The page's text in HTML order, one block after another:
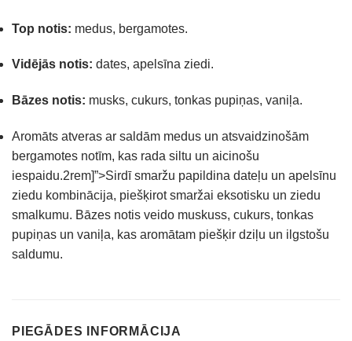
Top notis: medus, bergamotes.
Vidējās notis: dates, apelsīna ziedi.
Bāzes notis: musks, cukurs, tonkas pupiņas, vaniļa.
Aromāts atveras ar saldām medus un atsvaidzinošām
bergamotes notīm, kas rada siltu un aicinošu
iespaidu.2rem]”>Sirdī smaržu papildina dateļu un apelsīnu
ziedu kombinācija, piešķirot smaržai eksotisku un ziedu
smalkumu. Bāzes notis veido muskuss, cukurs, tonkas
pupiņas un vaniļa, kas aromātam piešķir dziļu un ilgstošu
saldumu.
PIEGĀDES INFORMĀCIJA